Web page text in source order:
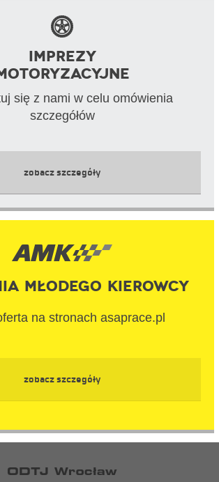
Imprezy
się z nami w celu omówienia
szczegółów
zobacz szczegóły
Młodego Kierowcy
na stronach asaprace.pl
zobacz szczegóły